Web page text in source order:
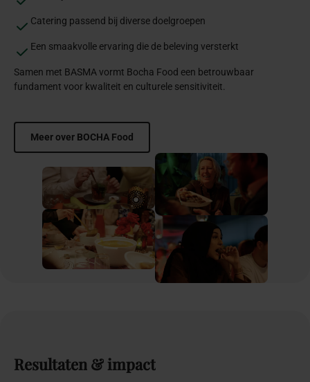
Catering passend bij diverse doelgroepen
Een smaakvolle ervaring die de beleving versterkt
Samen met BASMA vormt Bocha Food een betrouwbaar
fundament voor kwaliteit en culturele sensitiviteit.
Meer over BOCHA Food
Resultaten & impact